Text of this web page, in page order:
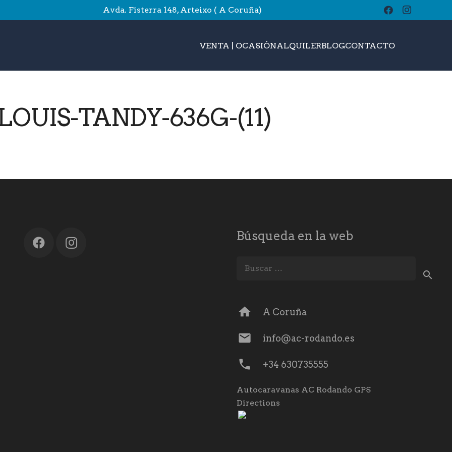
Avda. Fisterra 148, Arteixo ( A Coruña)
VENTA | OCASIÓNALQUILERBLOGCONTACTObuscar
TANDY-636G-(11)
Búsqueda en la web
home A Coruña
mail info@ac-rodando.es
phone +34 630735555
Autocaravanas AC Rodando GPS
Directions